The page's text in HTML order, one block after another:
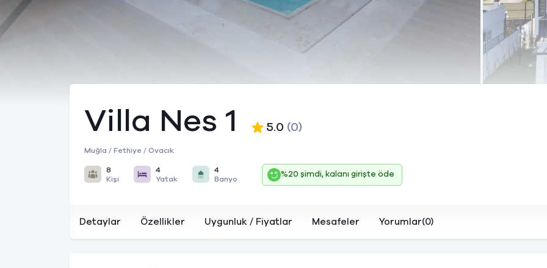
Villa Nes 1
Muğla / Fethiye / Ovacık
5.0 (0)
8
Kişi
4
Yatak
4
Banyo
%20 şimdi, kalanı girişte öde
Detaylar Özellikler Uygunluk / Fiyatlar Mesafeler Yorumlar(0)